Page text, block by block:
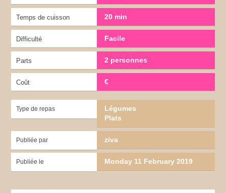
Temps de cuisson 20 min
Difficulté Facile
Parts 2 personnes
Coût €
Type de repas
Légumes
Plats
Publiée par ziva
Publiée le Monday 11 February 2019